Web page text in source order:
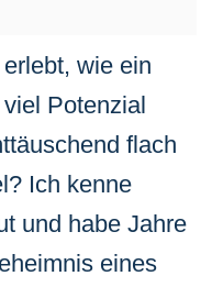
wie ein
Potenzial
flach
Ich kenne
und habe Jahre
eines